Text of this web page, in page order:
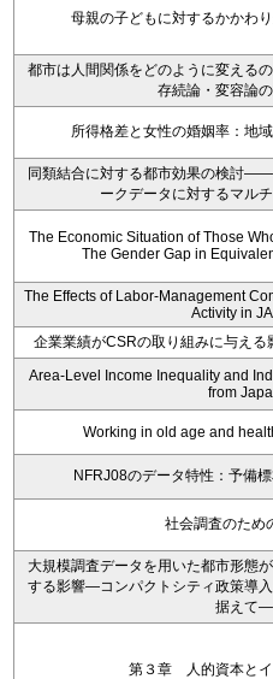
母親の子どもに対するかかわ
都市は人間関係をどのように変える
存続論・変容論
所得格差と女性の婚姻率：地
同類結合に対する都市効果の検討
ークデータに対するマル
The Economic Situation of Those
The Gender Gap in
The Effects of Labor-Management
Activity in
企業業績がCSRの取り組みに与える
Area-Level Income Inequality and
from
Working in old age and
NFRJ08のデータ特性：予備
社会調査のため
大規模調査データを用いた都市形態
する影響―コンパクトシティ政策導
据えて―
第３章 人的資本とイ